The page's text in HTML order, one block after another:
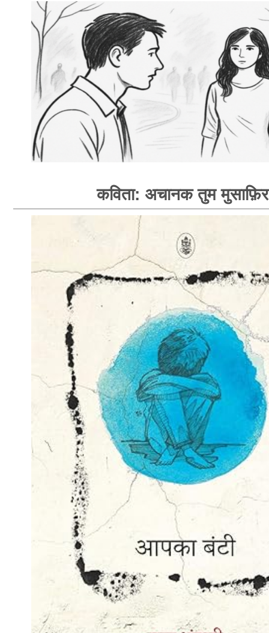
कविता: अचानक तुम मुसाफ़िर